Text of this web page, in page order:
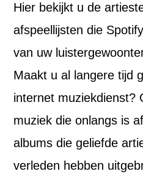
Hier bekijkt u de
afspeellijsten die
van uw
Maakt u al langere tijd
internet muziekdienst?
muziek die onlangs is
albums die geliefde
verleden hebben